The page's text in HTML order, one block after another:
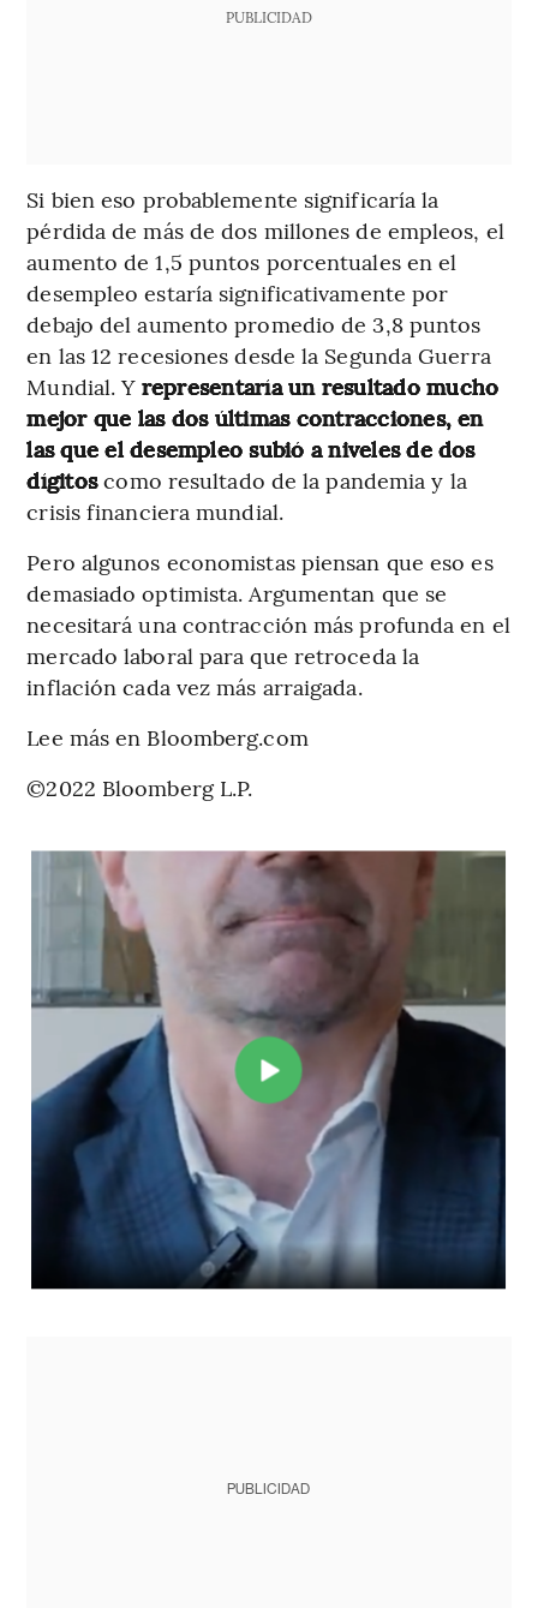
PUBLICIDAD
Si bien eso probablemente significaría la
pérdida de más de dos millones de empleos, el
aumento de 1,5 puntos porcentuales en el
desempleo estaría significativamente por
debajo del aumento promedio de 3,8 puntos
en las 12 recesiones desde la Segunda Guerra
Mundial. Yrepresentaría un resultado mucho
mejor que las dos últimas contracciones, en
las que el desempleo subió a niveles de dos
dígitoscomo resultado de la pandemia y la
crisis financiera mundial.
Pero algunos economistas piensan que eso es
demasiado optimista. Argumentan que se
necesitará una contracción más profunda en el
mercado laboral para que retroceda la
inflación cada vez más arraigada.
Lee más en Bloomberg.com
©2022 Bloomberg L.P.
PUBLICIDAD